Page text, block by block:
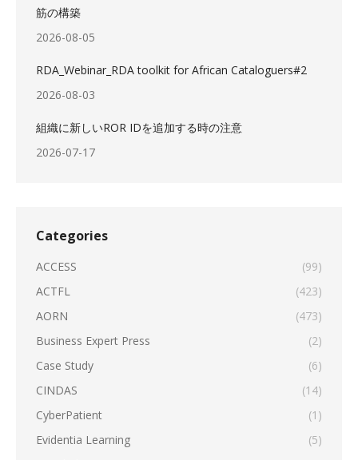
筋の構築
2026-08-05
RDA_Webinar_RDA toolkit for African Cataloguers#2
2026-08-03
組織に新しいROR IDを追加する時の注意
2026-07-17
Categories
ACCESS
(99)
ACTFL
(423)
AORN
(473)
Business Expert Press
(2)
Case Study
(6)
CINDAS
(14)
CyberPatient
(1)
Evidentia Learning
(5)